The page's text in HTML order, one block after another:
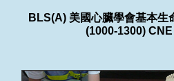
BLS(A) 美國心臟學會基本生
(1000-1300)